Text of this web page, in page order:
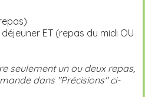
ET (repas du midi OU
seulement un ou deux repas,
dans "Précisions" ci-